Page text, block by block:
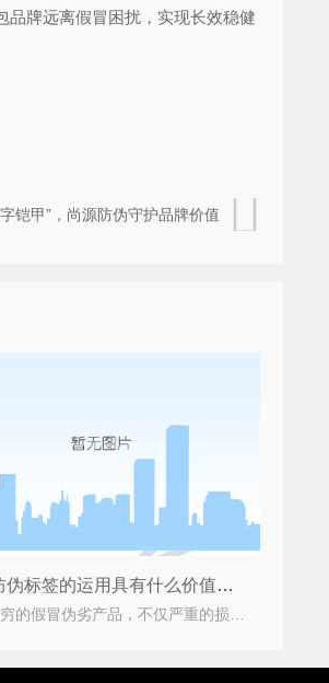
品牌远离假冒困扰，实现长效稳健
铠甲”，尚源防伪守护品牌价值
溯源防伪标签的运用具有什么价值好处？